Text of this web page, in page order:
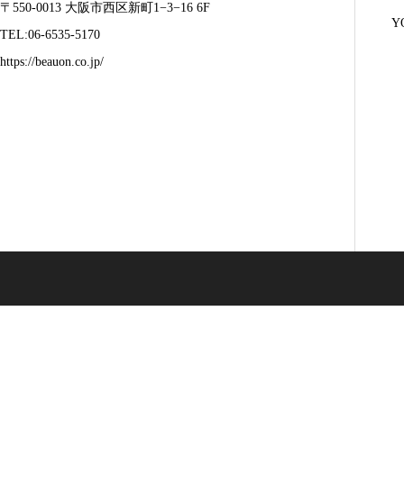
〒550-0013 大阪市西区新町1−3−16 6F
TEL:06-6535-5170
https://beauon.co.jp/